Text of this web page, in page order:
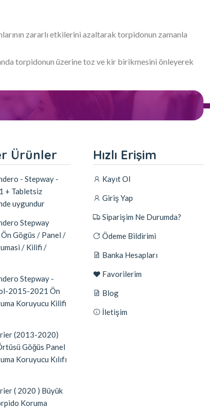
zararlı etkilerini azaltarak torpidonun zamanla
torpidonun üzerine toz ve kir birikmesini önleyerek
Ürünler
- Stepway -
+ Tabletsiz
uygundur
Stepway
Gögüs / Panel /
/ Kilifi /
Stepway -
2015-2021 Ön
Koruyucu Kilifi
(2013-2020)
Göğüs Panel
Koruyucu Kılıfı
( 2020 ) Büyük
Koruma
Hızlı Erişim
Kayıt Ol
Giriş Yap
Siparişim Ne Durumda?
Ödeme Bildirimi
Banka Hesapları
Favorilerim
Blog
İletişim